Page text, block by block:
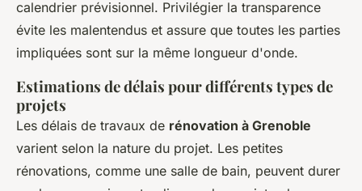
calendrier prévisionnel. Privilégier la transparence
évite les malentendus et assure que toutes les parties
impliquées sont sur la même longueur d'onde.
Estimations de délais pour différents types de
projets
Les délais de travaux de rénovation à Grenoble
varient selon la nature du projet. Les petites
rénovations, comme une salle de bain, peuvent durer